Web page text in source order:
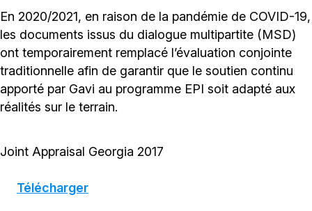
En 2020/2021, en raison de la pandémie de COVID-19,
les documents issus du dialogue multipartite (MSD)
ont temporairement remplacé l’évaluation conjointe
traditionnelle afin de garantir que le soutien continu
apporté par Gavi au programme EPI soit adapté aux
réalités sur le terrain.
Joint Appraisal Georgia 2017
Télécharger